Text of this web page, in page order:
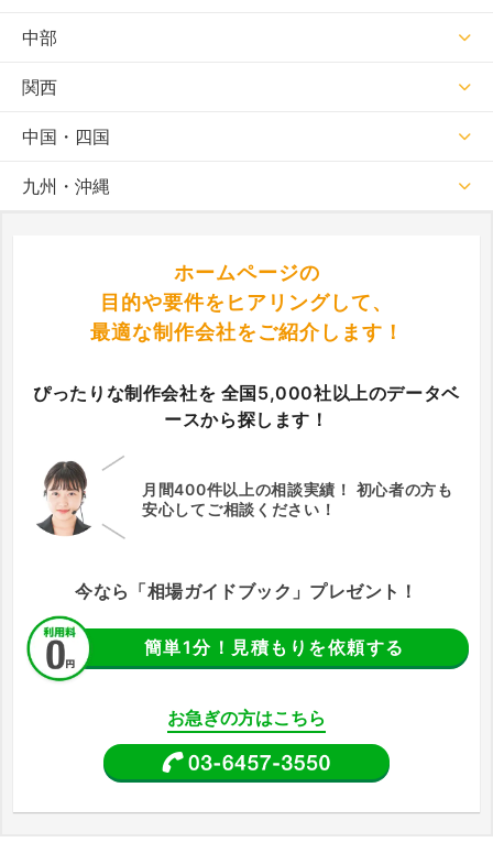
中部
関西
中国・四国
九州・沖縄
ホームページの
目的や要件をヒアリングして、
最適な制作会社をご紹介します！
ぴったりな制作会社を 全国5,000社以上のデータベ
ースから探します！
月間400件以上の相談実績！ 初心者の方も
安心してご相談ください！
今なら「相場ガイドブック」プレゼント！
簡単1分！見積もりを依頼する
お急ぎの方はこちら